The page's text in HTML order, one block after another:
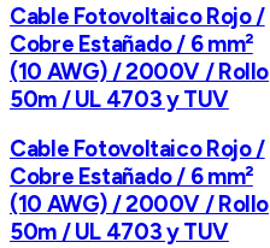
Cable Fotovoltaico Rojo /
Cobre Estañado / 6 mm²
(10 AWG) / 2000V / Rollo
50m / UL 4703 y TUV
Cable Fotovoltaico Rojo /
Cobre Estañado / 6 mm²
(10 AWG) / 2000V / Rollo
50m / UL 4703 y TUV